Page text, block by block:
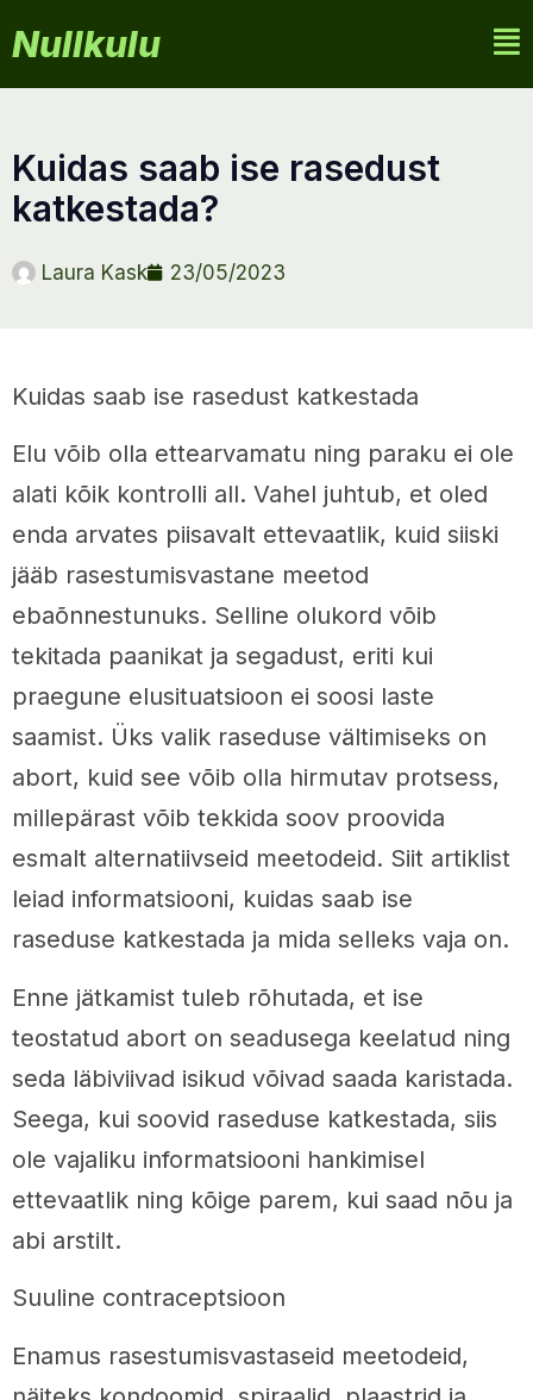
Nullkulu
kuidas saab ise rasedust
katkestada?
Laura Kask 23/05/2023
Kuidas saab ise rasedust katkestada
Elu võib olla ettearvamatu ning paraku ei ole
alati kõik kontrolli all. Vahel juhtub, et oled
enda arvates piisavalt ettevaatlik, kuid siiski
jääb rasestumisvastane meetod
ebaõnnestunuks. Selline olukord võib
tekitada paanikat ja segadust, eriti kui
praegune elusituatsioon ei soosi laste
saamist. Üks valik raseduse vältimiseks on
abort, kuid see võib olla hirmutav protsess,
millepärast võib tekkida soov proovida
esmalt alternatiivseid meetodeid. Siit artiklist
leiad informatsiooni, kuidas saab ise
raseduse katkestada ja mida selleks vaja on.
Enne jätkamist tuleb rõhutada, et ise
teostatud abort on seadusega keelatud ning
seda läbiviivad isikud võivad saada karistada.
Seega, kui soovid raseduse katkestada, siis
ole vajaliku informatsiooni hankimisel
ettevaatlik ning kõige parem, kui saad nõu ja
abi arstilt.
Suuline contraceptsioon
Enamus rasestumisvastaseid meetodeid,